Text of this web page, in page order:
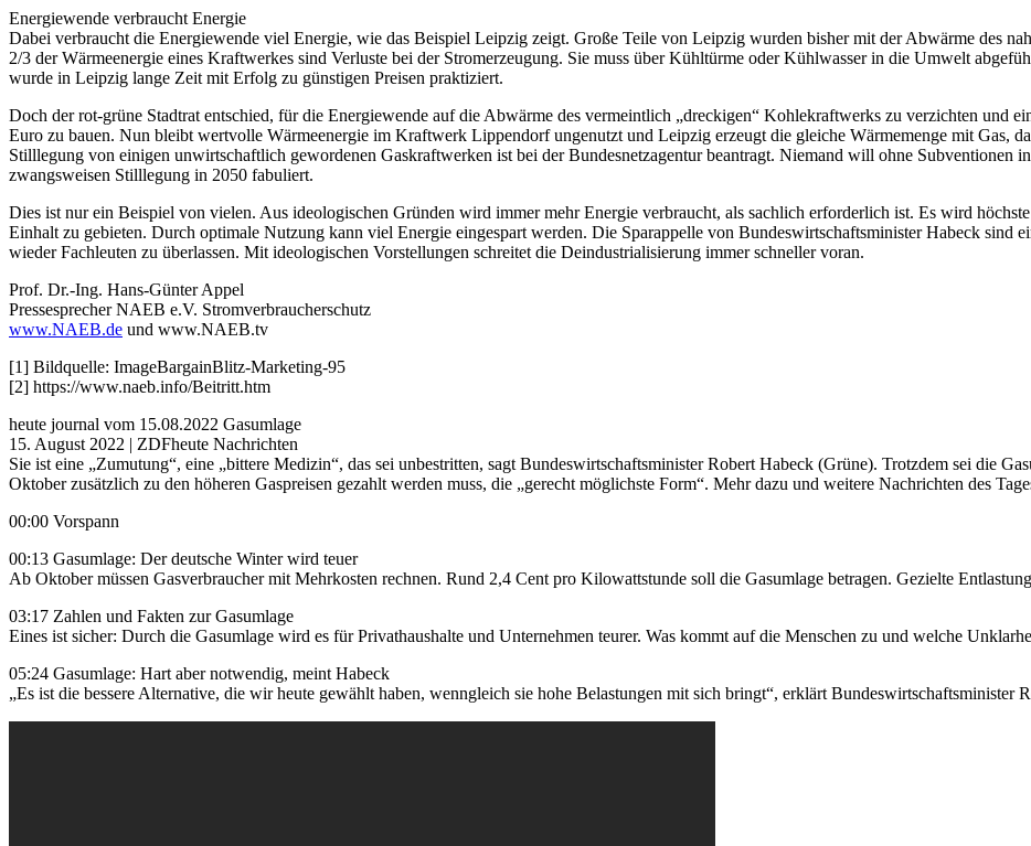
Energiewende verbraucht Energie
Dabei verbraucht die Energiewende viel Energie, wie das Beispiel Leipzig zeigt. Große Teile von Leipzig wurden bisher mit der Abwärme des
2/3 der Wärmeenergie eines Kraftwerkes sind Verluste bei der Stromerzeugung. Sie muss über Kühltürme oder Kühlwasser in die Umwelt
wurde in Leipzig lange Zeit mit Erfolg zu günstigen Preisen praktiziert.
Doch der rot-grüne Stadtrat entschied, für die Energiewende auf die Abwärme des vermeintlich „dreckigen“ Kohlekraftwerks zu verzichten und
Euro zu bauen. Nun bleibt wertvolle Wärmeenergie im Kraftwerk Lippendorf ungenutzt und Leipzig erzeugt die gleiche Wärmemenge mit Gas,
Stilllegung von einigen unwirtschaftlich gewordenen Gaskraftwerken ist bei der Bundesnetzagentur beantragt. Niemand will ohne Subventionen
zwangsweisen Stilllegung in 2050 fabuliert.
Dies ist nur ein Beispiel von vielen. Aus ideologischen Gründen wird immer mehr Energie verbraucht, als sachlich erforderlich ist. Es wird
Einhalt zu gebieten. Durch optimale Nutzung kann viel Energie eingespart werden. Die Sparappelle von Bundeswirtschaftsminister Habeck sind
wieder Fachleuten zu überlassen. Mit ideologischen Vorstellungen schreitet die Deindustrialisierung immer schneller voran.
Prof. Dr.-Ing. Hans-Günter Appel
Pressesprecher NAEB e.V. Stromverbraucherschutz
www.NAEB.de und www.NAEB.tv
[1] Bildquelle: ImageBargainBlitz-Marketing-95
[2] https://www.naeb.info/Beitritt.htm
heute journal vom 15.08.2022 Gasumlage
15. August 2022 | ZDFheute Nachrichten
Sie ist eine „Zumutung“, eine „bittere Medizin“, das sei unbestritten, sagt Bundeswirtschaftsminister Robert Habeck (Grüne). Trotzdem sei die
Oktober zusätzlich zu den höheren Gaspreisen gezahlt werden muss, die „gerecht möglichste Form“. Mehr dazu und weitere Nachrichten des
00:00 Vorspann
00:13 Gasumlage: Der deutsche Winter wird teuer
Ab Oktober müssen Gasverbraucher mit Mehrkosten rechnen. Rund 2,4 Cent pro Kilowattstunde soll die Gasumlage betragen. Gezielte
03:17 Zahlen und Fakten zur Gasumlage
Eines ist sicher: Durch die Gasumlage wird es für Privathaushalte und Unternehmen teurer. Was kommt auf die Menschen zu und welche
05:24 Gasumlage: Hart aber notwendig, meint Habeck
„Es ist die bessere Alternative, die wir heute gewählt haben, wenngleich sie hohe Belastungen mit sich bringt“, erklärt Bundeswirtschaftsminister